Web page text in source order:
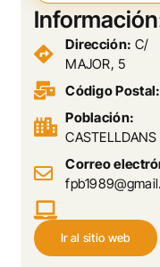
Dirección: C/
MAJOR, 5
Código Postal:
Población:
CASTELLDANS
Correo
Ir al sitio web